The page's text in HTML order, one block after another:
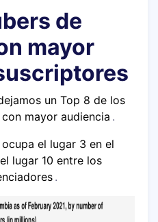
de
mayor
un Top 8 de los
mayor audiencia .
el lugar 3 en el
lugar 10 entre los
.